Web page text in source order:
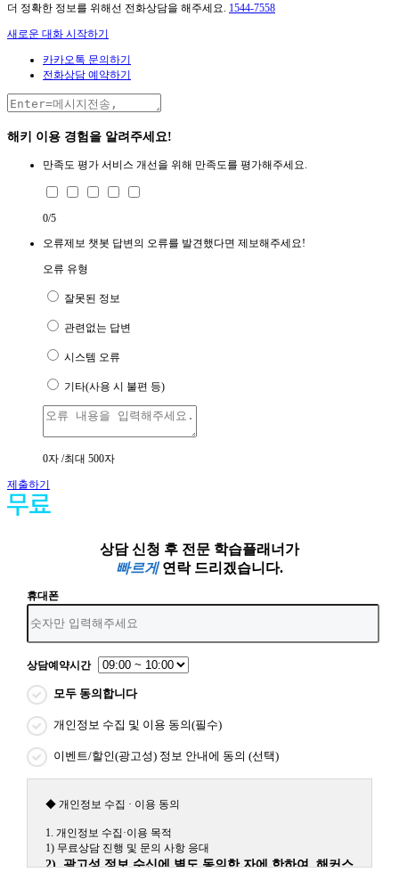
더 정확한 정보를 위해선 전화상담을 해주세요. 1544-7558
새로운 대화 시작하기
카카오톡 문의하기
전화상담 예약하기
해키 이용 경험을 알려주세요!
만족도 평가 서비스 개선을 위해 만족도를 평가해주세요.
0/5
오류제보 챗봇 답변의 오류를 발견했다면 제보해주세요!
오류 유형
잘못된 정보
관련없는 답변
시스템 오류
기타(사용 시 불편 등)
0자 /최대 500자
제출하기
상담 신청 후 전문 학습플래너가
빠르게연락 드리겠습니다.
휴대폰
상담예약시간
모두 동의합니다
개인정보 수집 및 이용 동의(필수)
이벤트/할인(광고성) 정보 안내에 동의 (선택)
◆ 개인정보 수집 · 이용 동의
1. 개인정보 수집·이용 목적
1) 무료상담 진행 및 문의 사항 응대
2) 광고성 정보 수신에 별도 동의한 자에 한하여 해커스